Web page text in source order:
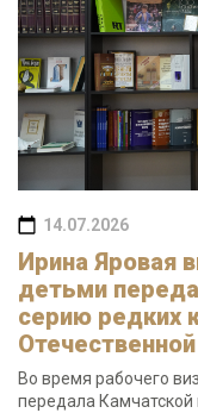
14.07.2026
Ирина Яровая
детьми
серию редких
Во время рабочего
передала Камчатской